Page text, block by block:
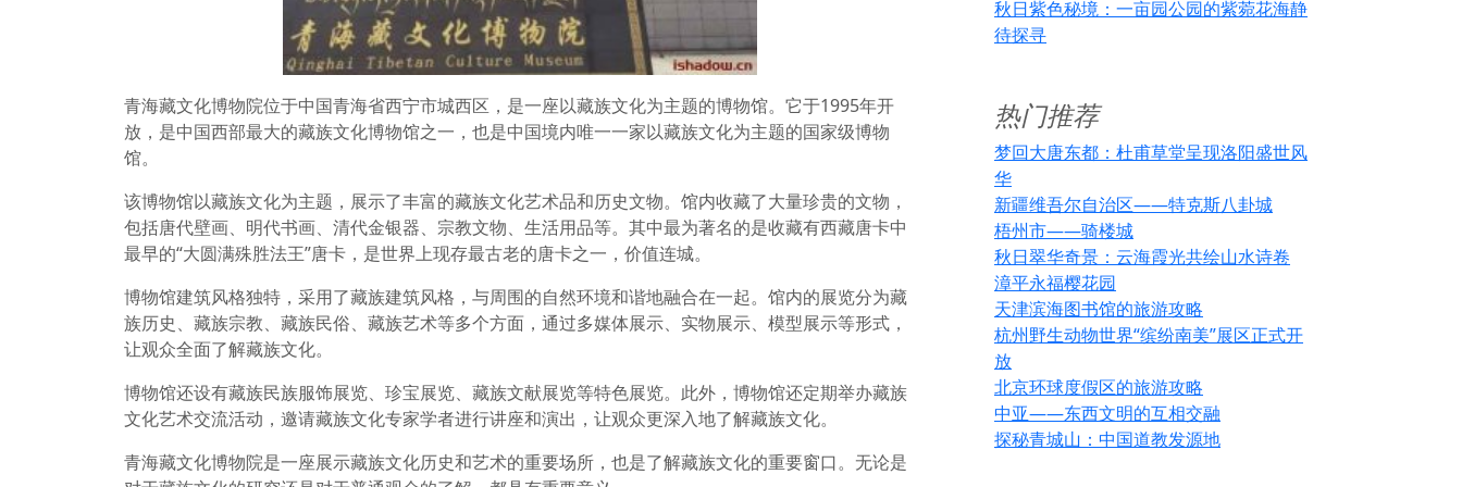
青海藏文化博物院位于中国青海省西宁市城西区，是一座以藏族文化为主题的博物馆。它于1995年开
放，是中国西部最大的藏族文化博物馆之一，也是中国境内唯一一家以藏族文化为主题的国家级博物
馆。
该博物馆以藏族文化为主题，展示了丰富的藏族文化艺术品和历史文物。馆内收藏了大量珍贵的文物，
包括唐代壁画、明代书画、清代金银器、宗教文物、生活用品等。其中最为著名的是收藏有西藏唐卡中
最早的“大圆满殊胜法王”唐卡，是世界上现存最古老的唐卡之一，价值连城。
博物馆建筑风格独特，采用了藏族建筑风格，与周围的自然环境和谐地融合在一起。馆内的展览分为藏
族历史、藏族宗教、藏族民俗、藏族艺术等多个方面，通过多媒体展示、实物展示、模型展示等形式，
让观众全面了解藏族文化。
博物馆还设有藏族民族服饰展览、珍宝展览、藏族文献展览等特色展览。此外，博物馆还定期举办藏族
文化艺术交流活动，邀请藏族文化专家学者进行讲座和演出，让观众更深入地了解藏族文化。
青海藏文化博物院是一座展示藏族文化历史和艺术的重要场所，也是了解藏族文化的重要窗口。无论是
秋日紫色秘境：一亩园公园的紫菀花海静
待探寻
热门推荐
梦回大唐东都：杜甫草堂呈现洛阳盛世风
华
新疆维吾尔自治区——特克斯八卦城
梧州市——骑楼城
秋日翠华奇景：云海霞光共绘山水诗卷
漳平永福樱花园
天津滨海图书馆的旅游攻略
杭州野生动物世界“缤纷南美”展区正式开
放
北京环球度假区的旅游攻略
中亚——东西文明的互相交融
探秘青城山：中国道教发源地